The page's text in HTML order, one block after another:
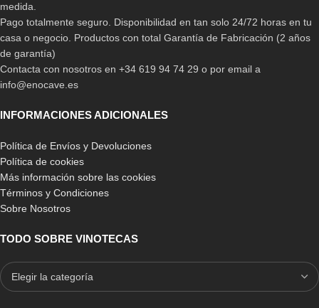
medida.
Pago totalmente seguro. Disponibilidad en tan solo 24/72 horas en tu
casa o negocio. Productos con total Garantía de Fabricación (2 años
de garantía)
Contacta con nosotros en +34 619 94 74 29 o por email a
info@enocave.es
INFORMACIONES ADICIONALES
Política de Envíos y Devoluciones
Política de cookies
Más información sobre las cookies
Términos y Condiciones
Sobre Nosotros
TODO SOBRE VINOTECAS